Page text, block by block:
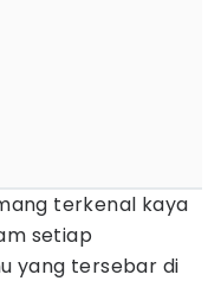
terkenal kaya
setiap
yang tersebar di